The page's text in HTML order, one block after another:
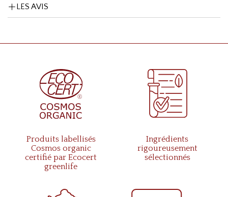
LES AVIS
Produits labellisés
Cosmos organic
certifié par Ecocert
greenlife
Ingrédients
rigoureusement
sélectionnés